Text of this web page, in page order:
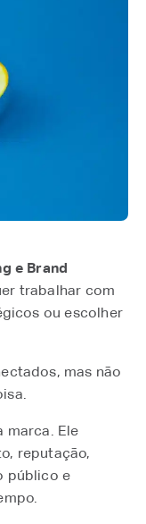
e Brand
trabalhar com
ou escolher
mas não
marca. Ele
reputação,
público e